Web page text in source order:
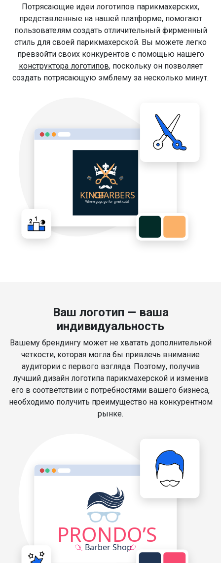
Потрясающие идеи логотипов парикмахерских,
представленные на нашей платформе, помогают
пользователям создать отличительный фирменный
стиль для своей парикмахерской. Вы можете легко
превзойти своих конкурентов с помощью нашего
конструктора логотипов, поскольку он позволяет
создать потрясающую эмблему за несколько минут.
Ваш логотип — ваша
индивидуальность
Вашему брендингу может не хватать дополнительной
четкости, которая могла бы привлечь внимание
аудитории с первого взгляда. Поэтому, получив
лучший дизайн логотипа парикмахерской и изменив
его в соответствии с потребностями вашего бизнеса,
необходимо получить преимущество на конкурентном
рынке.